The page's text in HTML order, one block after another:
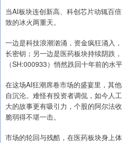
当AI板块连创新高、科创芯片动辄百
致的冰火两重天。
一边是科技浪潮汹涌，资金疯狂涌入
长密钥；另一边是医药板块持续阴跌
（SH:000933）悄然跌回十年前的水
在这场AI狂潮席卷市场的盛宴里，其
自沉沦。难怪有投资者调侃，如今人
大的故事更有吸引力，个股的阿尔法
脆弱得不堪一击。
市场的轮回与残酷，在医药板块身上体